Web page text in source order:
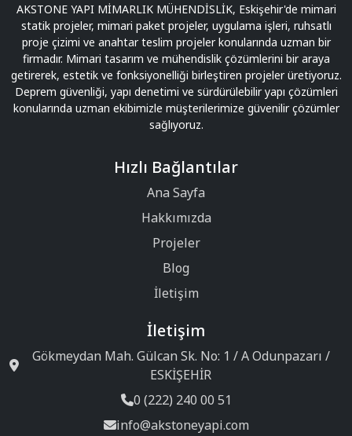
AKSTONE YAPI MİMARLIK MÜHENDİSLİK, Eskişehir'de mimari
statik projeler, mimari paket projeler, uygulama işleri, ruhsatlı
proje çizimi ve anahtar teslim projeler konularında uzman bir
firmadır. Mimari tasarım ve mühendislik çözümlerini bir araya
getirerek, estetik ve fonksiyonelliği birleştiren projeler üretiyoruz.
Deprem güvenliği, yapı denetimi ve sürdürülebilir yapı çözümleri
konularında uzman ekibimizle müşterilerimize güvenilir çözümler
sağlıyoruz.
Hızlı Bağlantılar
Ana Sayfa
Hakkımızda
Projeler
Blog
İletişim
İletişim
Gökmeydan Mah. Gülcan Sk. No: 1 / A Odunpazarı /
ESKİŞEHİR
0 (222) 240 00 51
info@akstoneyapi.com